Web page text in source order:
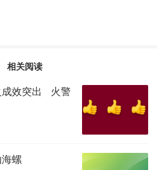
相关阅读
成效突出 火警
螺